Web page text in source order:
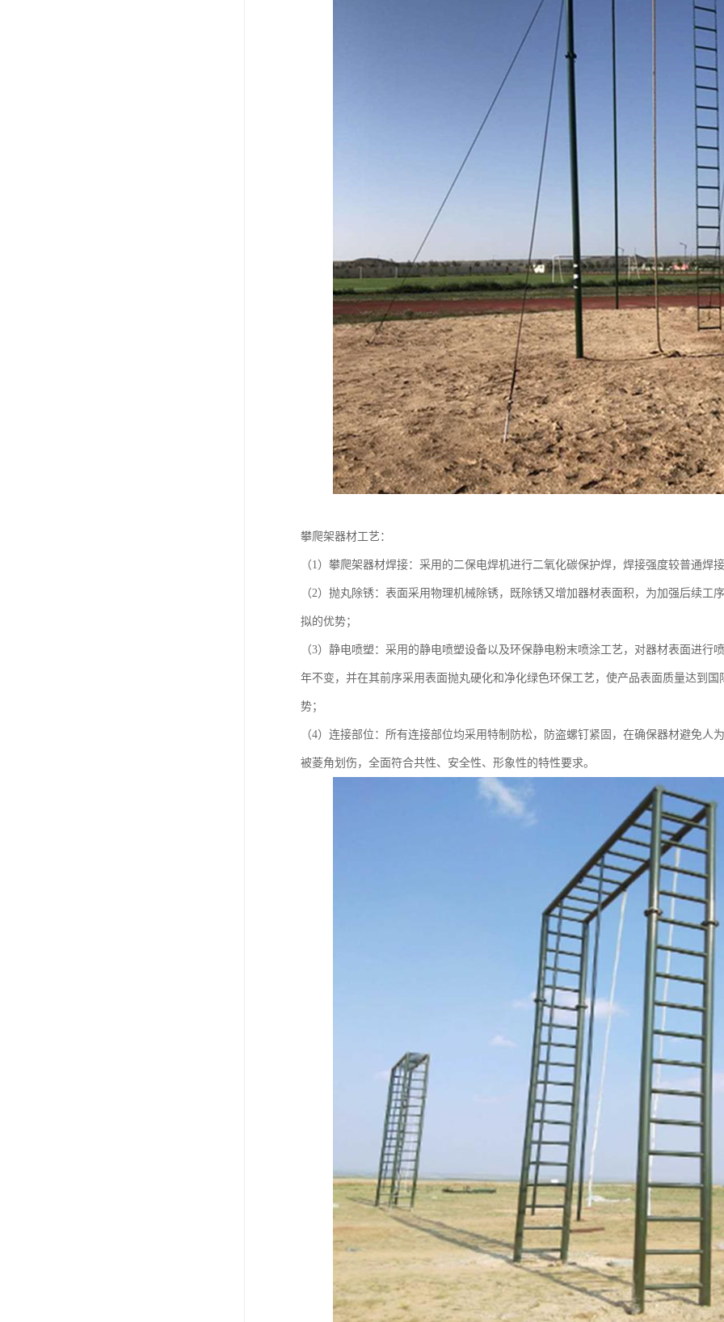
攀爬架器材工艺：
（1）攀爬架器材焊接：采用的二保电焊机进行二氧化碳保护焊，焊接强度较普通焊
（2）抛丸除锈：表面采用物理机械除锈，既除锈又增加器材表面积，为加强后续工
拟的优势；
（3）静电喷塑：采用的静电喷塑设备以及环保静电粉末喷涂工艺，对器材表面进行
年不变，并在其前序采用表面抛丸硬化和净化绿色环保工艺，使产品表面质量达到
势；
（4）连接部位：所有连接部位均采用特制防松，防盗螺钉紧固，在确保器材避免人
被菱角划伤，全面符合共性、安全性、形象性的特性要求。